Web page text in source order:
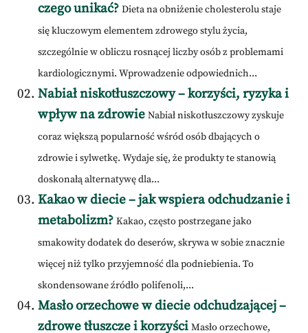
czego unikać? Dieta na obniżenie cholesterolu staje
się kluczowym elementem zdrowego stylu życia,
szczególnie w obliczu rosnącej liczby osób z problemami
kardiologicznymi. Wprowadzenie odpowiednich...
Nabiał niskotłuszczowy – korzyści, ryzyka i
wpływ na zdrowie Nabiał niskotłuszczowy zyskuje
coraz większą popularność wśród osób dbających o
zdrowie i sylwetkę. Wydaje się, że produkty te stanowią
doskonałą alternatywę dla...
Kakao w diecie – jak wspiera odchudzanie i
metabolizm? Kakao, często postrzegane jako
smakowity dodatek do deserów, skrywa w sobie znacznie
więcej niż tylko przyjemność dla podniebienia. To
skondensowane źródło polifenoli,...
Masło orzechowe w diecie odchudzającej –
zdrowe tłuszcze i korzyści Masło orzechowe,